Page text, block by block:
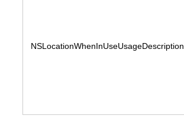
NSLocationWhenInUseUsageDescription